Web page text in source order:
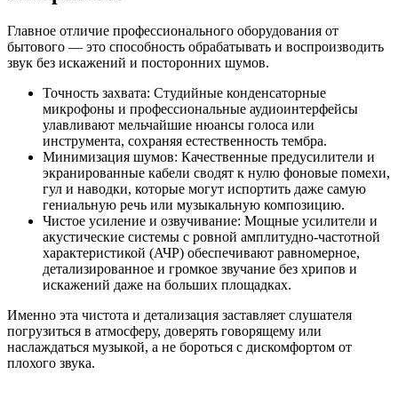
Главное отличие профессионального оборудования от
бытового — это способность обрабатывать и воспроизводить
звук без искажений и посторонних шумов.
Точность захвата: Студийные конденсаторные
микрофоны и профессиональные аудиоинтерфейсы
улавливают мельчайшие нюансы голоса или
инструмента, сохраняя естественность тембра.
Минимизация шумов: Качественные предусилители и
экранированные кабели сводят к нулю фоновые помехи,
гул и наводки, которые могут испортить даже самую
гениальную речь или музыкальную композицию.
Чистое усиление и озвучивание: Мощные усилители и
акустические системы с ровной амплитудно-частотной
характеристикой (АЧР) обеспечивают равномерное,
детализированное и громкое звучание без хрипов и
искажений даже на больших площадках.
Именно эта чистота и детализация заставляет слушателя
погрузиться в атмосферу, доверять говорящему или
наслаждаться музыкой, а не бороться с дискомфортом от
плохого звука.